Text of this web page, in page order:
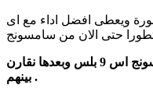
ويعطى افضل اداء مع اى
لنتعرف على مواصفات هاتف سامسونج اس 9 بلس وبعدها نقارن
بينهم .